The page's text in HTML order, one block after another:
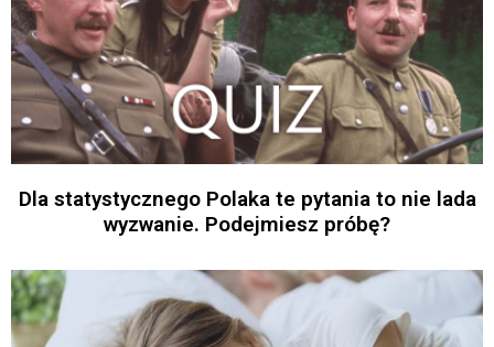
Dla statystycznego Polaka te pytania to nie lada
wyzwanie. Podejmiesz próbę?